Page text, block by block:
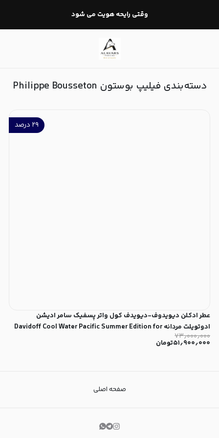
وقتی رایحه هویت می شود
دسته‌بندی فیلیپ بوستون Philippe Bousseton
۲۹ درصد
عطر ادکلن دیویدوف-دیویدف کول واتر پسفیک سامر ادیشن
ادوتویلت مردانه Davidoff Cool Water Pacific Summer Edition for
Men EDT
۷۳٫۰۰۰٫۰۰۰
۵۱٫۹۰۰٫۰۰۰تومان
صفحه اصلی